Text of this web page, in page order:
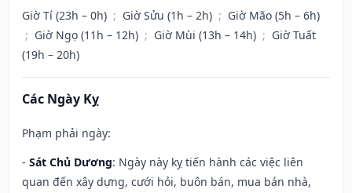
Giờ Tí (23h – 0h) ; Giờ Sửu (1h – 2h) ; Giờ Mão (5h – 6h)
; Giờ Ngọ (11h – 12h) ; Giờ Mùi (13h – 14h) ; Giờ Tuất
(19h – 20h)
Các Ngày Kỵ
Phạm phải ngày:
- Sát Chủ Dương: Ngày này kỵ tiến hành các việc liên
quan đến xây dựng, cưới hỏi, buôn bán, mua bán nhà,